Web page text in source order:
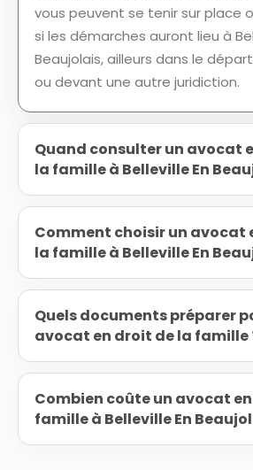
vous peuvent se tenir sur place
si les démarches auront lieu à
Beaujolais, ailleurs dans le
ou devant une autre juridiction.
Quand consulter un avocat
la famille à Belleville En
Comment choisir un avocat
la famille à Belleville En
Quels documents préparer
avocat en droit de la famille
Combien coûte un avocat
famille à Belleville En